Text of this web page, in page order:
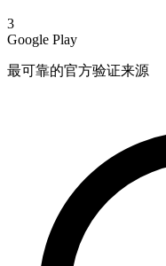
3
Google Play
最可靠的官方验证来源